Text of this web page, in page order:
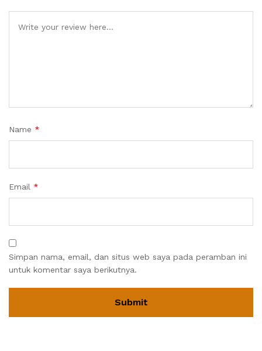
Name *
Email *
Simpan nama, email, dan situs web saya pada peramban ini
untuk komentar saya berikutnya.